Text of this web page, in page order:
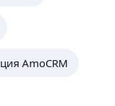
AmoCRM